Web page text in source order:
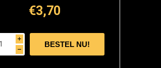
€3,70
i
h